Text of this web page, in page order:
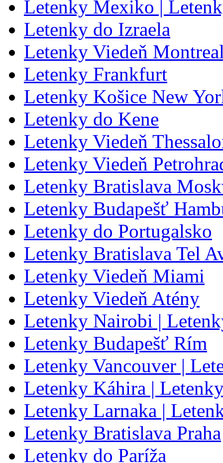
Letenky Mexiko |
Letenky do Izraela
Letenky Viedeň
Letenky Frankfurt
Letenky Košice New
Letenky do Kene
Letenky Viedeň
Letenky Viedeň
Letenky Bratislava
Letenky Budapešť
Letenky do Portugalsko
Letenky Bratislava Tel
Letenky Viedeň Miami
Letenky Viedeň Atény
Letenky Nairobi |
Letenky Budapešť Rím
Letenky Vancouver |
Letenky Káhira |
Letenky Larnaka |
Letenky Bratislava Praha
Letenky do Paríža